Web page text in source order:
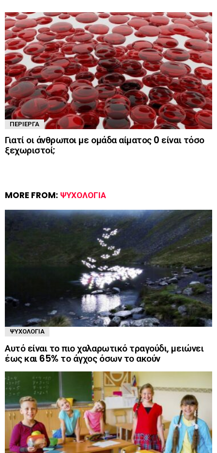
ΠΕΡΊΕΡΓΑ
Γιατί οι άνθρωποι με ομάδα αίματος 0 είναι τόσο
ξεχωριστοί;
MORE FROM: ΨΥΧΟΛΟΓΊΑ
ΨΥΧΟΛΟΓΊΑ
Αυτό είναι το πιο χαλαρωτικό τραγούδι, μειώνει
έως και 65% το άγχος όσων το ακούν